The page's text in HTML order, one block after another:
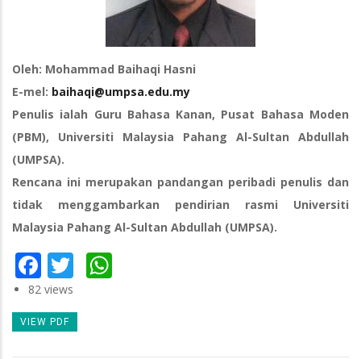
Oleh: Mohammad Baihaqi Hasni
E-mel: baihaqi@umpsa.edu.my
Penulis ialah Guru Bahasa Kanan, Pusat Bahasa Moden
(PBM), Universiti Malaysia Pahang Al-Sultan Abdullah
(UMPSA).
Rencana ini merupakan pandangan peribadi penulis dan
tidak menggambarkan pendirian rasmi Universiti
Malaysia Pahang Al-Sultan Abdullah (UMPSA).
Facebook
Twitter
82 views
VIEW PDF